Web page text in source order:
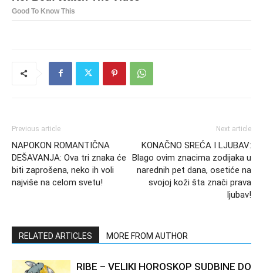
Previous article
NAPOKON ROMANTIČNA
DEŠAVANJA: Ova tri znaka će
biti zaprošena, neko ih voli
najviše na celom svetu!
Next article
KONAČNO SREĆA I LJUBAV:
Blago ovim znacima zodijaka u
narednih pet dana, osetiće na
svojoj koži šta znači prava
ljubav!
RELATED ARTICLES MORE FROM AUTHOR
RIBE – VELIKI HOROSKOP SUDBINE DO